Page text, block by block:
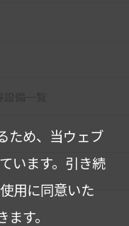
ため、当ウェブ
います。 引き続
用に同意いた
す。